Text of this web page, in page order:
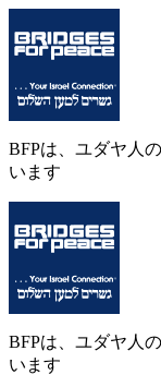
BFPは、ユダヤ人
います
BFPは、ユダヤ人
います